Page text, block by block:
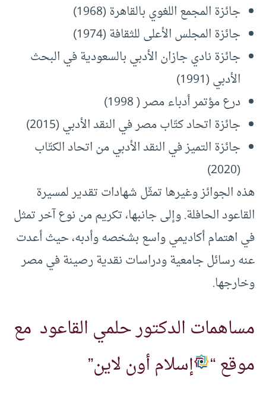
جائزة المجمع اللغوي بالقاهرة (1968)
جائزة المجلس الأعلى للثقافة (1974)
جائزة نادي جازان الأدبي بالسعودية في البحث
الأدبي (1991)
درع مؤتمر أدباء مصر ( 1998)
جائزة اتحاد كتّاب مصر في النقد الأدبي (2015)
جائزة التميز في النقد الأدبي من اتحاد الكتّاب
(2020)
هذه الجوائز وغيرها تمثّل شهادات تقدير لمسيرة
القاعود الحافلة. وإلى جانبها، تكريم من نوع آخر تمثل
في اهتمام أكاديمي واسع بشخصه وأدبه، حيث أعدت
عنه رسائل جامعية ودراسات نقدية رصينة في مصر
وخارجها.
مساهمات الدكتور حلمي القاعود مع
موقع “ إسلام أون لاين”